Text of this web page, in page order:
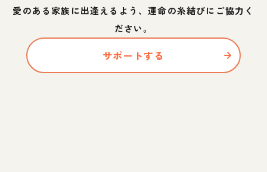
愛のある家族に出逢えるよう、運命の糸結びにご協力く
ださい。
サポートする